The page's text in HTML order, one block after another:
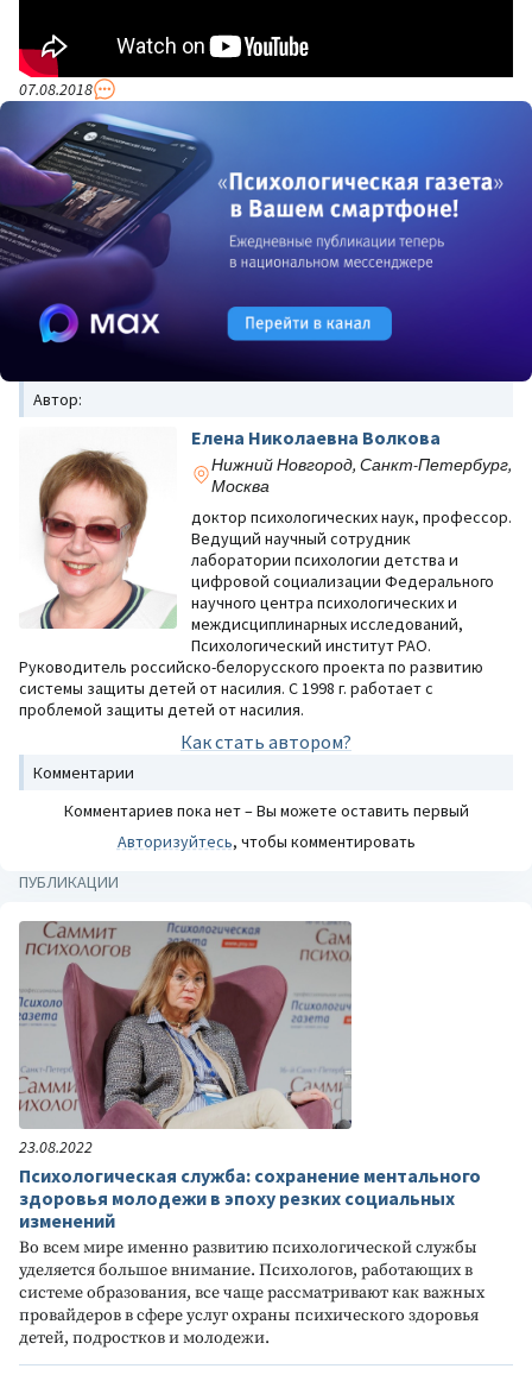
07.08.2018
Автор:
Елена Николаевна Волкова
Нижний Новгород, Санкт-Петербург,
Москва
доктор психологических наук, профессор.
Ведущий научный сотрудник
лаборатории психологии детства и
цифровой социализации Федерального
научного центра психологических и
междисциплинарных исследований,
Психологический институт РАО.
Руководитель российско-белорусского проекта по развитию
системы защиты детей от насилия. С 1998 г. работает с
проблемой защиты детей от насилия.
Как стать автором?
Комментарии
Комментариев пока нет – Вы можете оставить первый
Авторизуйтесь, чтобы комментировать
ПУБЛИКАЦИИ
23.08.2022
Психологическая служба: сохранение ментального
здоровья молодежи в эпоху резких социальных
изменений
Во всем мире именно развитию психологической службы
уделяется большое внимание. Психологов, работающих в
системе образования, все чаще рассматривают как важных
провайдеров в сфере услуг охраны психического здоровья
детей, подростков и молодежи.